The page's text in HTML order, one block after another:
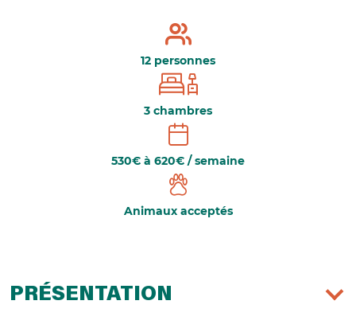
12 personnes
3 chambres
530€ à 620€ / semaine
Animaux acceptés
PRÉSENTATION